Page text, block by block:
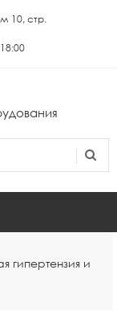
10, стр.
гипертензия и